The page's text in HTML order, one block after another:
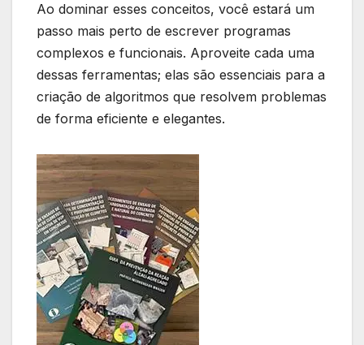
Ao dominar esses ⁤conceitos, você ​estará um
passo mais ⁤perto⁣ de escrever ​programas ​
complexos e ‍funcionais. ⁢Aproveite⁣ cada uma
dessas ‍ferramentas; elas são essenciais para a
criação de⁢ algoritmos que resolvem ‌problemas
de forma eficiente ‍e elegantes.